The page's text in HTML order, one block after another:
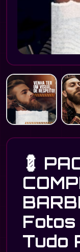
💈
Fotos
Tudo